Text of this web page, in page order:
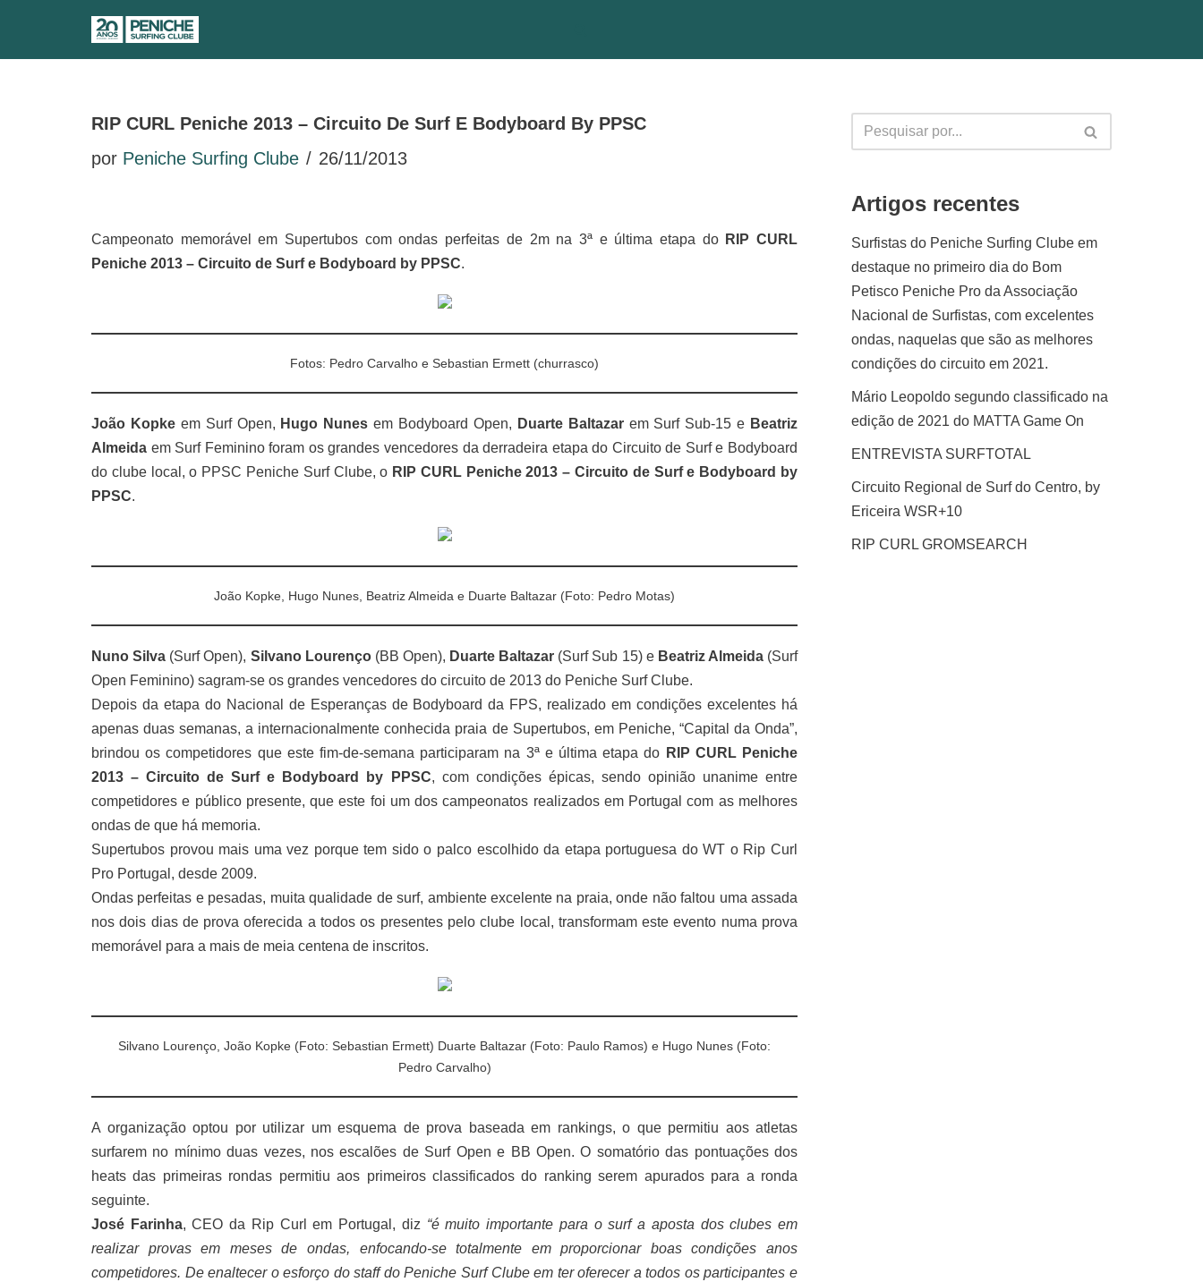
RIP CURL Peniche 2013 – Circuito De Surf E Bodyboard By PPSC
por Peniche Surfing Clube 26/11/2013
Campeonato memorável em Supertubos com ondas perfeitas de 2m na 3ª e última etapa do RIP CURL
Peniche 2013 – Circuito de Surf e Bodyboard by PPSC.
Fotos: Pedro Carvalho e Sebastian Ermett (churrasco)
João Kopkeem Surf Open, Hugo Nunes em Bodyboard Open, Duarte Baltazarem Surf Sub-15 e Beatriz
Almeida em Surf Feminino foram os grandes vencedores da derradeira etapa do Circuito de Surf e Bodyboard
do clube local, o PPSC Peniche Surf Clube, o RIP CURL Peniche 2013 – Circuito de Surf e Bodyboard by
PPSC.
João Kopke, Hugo Nunes, Beatriz Almeida e Duarte Baltazar (Foto: Pedro Motas)
Nuno Silva (Surf Open), Silvano Lourenço(BB Open), Duarte Baltazar (Surf Sub 15) e Beatriz Almeida (Surf
Open Feminino) sagram-se os grandes vencedores do circuito de 2013 do Peniche Surf Clube.
Depois da etapa do Nacional de Esperanças de Bodyboard da FPS, realizado em condições excelentes há
apenas duas semanas, a internacionalmente conhecida praia de Supertubos, em Peniche, “Capital da Onda”,
brindou os competidores que este fim-de-semana participaram na 3ª e última etapa do RIP CURL Peniche
2013 – Circuito de Surf e Bodyboard by PPSC, com condições épicas, sendo opinião unanime entre
competidores e público presente, que este foi um dos campeonatos realizados em Portugal com as melhores
ondas de que há memoria.
Supertubos provou mais uma vez porque tem sido o palco escolhido da etapa portuguesa do WT o Rip Curl
Pro Portugal, desde 2009.
Ondas perfeitas e pesadas, muita qualidade de surf, ambiente excelente na praia, onde não faltou uma assada
nos dois dias de prova oferecida a todos os presentes pelo clube local, transformam este evento numa prova
memorável para a mais de meia centena de inscritos.
Silvano Lourenço, João Kopke (Foto: Sebastian Ermett) Duarte Baltazar (Foto: Paulo Ramos) e Hugo Nunes (Foto:
Pedro Carvalho)
A organização optou por utilizar um esquema de prova baseada em rankings, o que permitiu aos atletas
surfarem no mínimo duas vezes, nos escalões de Surf Open e BB Open. O somatório das pontuações dos
heats das primeiras rondas permitiu aos primeiros classificados do ranking serem apurados para a ronda
seguinte.
José Farinha, CEO da Rip Curl em Portugal, diz “é muito importante para o surf a aposta dos clubes em
realizar provas em meses de ondas, enfocando-se totalmente em proporcionar boas condições anos
competidores. De enaltecer o esforço do staff do Peniche Surf Clube em ter oferecer a todos os participantes e
Artigos recentes
Surfistas do Peniche Surfing Clube em
destaque no primeiro dia do Bom
Petisco Peniche Pro da Associação
Nacional de Surfistas, com excelentes
ondas, naquelas que são as melhores
condições do circuito em 2021.
Mário Leopoldo segundo classificado na
edição de 2021 do MATTA Game On
ENTREVISTA SURFTOTAL
Circuito Regional de Surf do Centro, by
Ericeira WSR+10
RIP CURL GROMSEARCH